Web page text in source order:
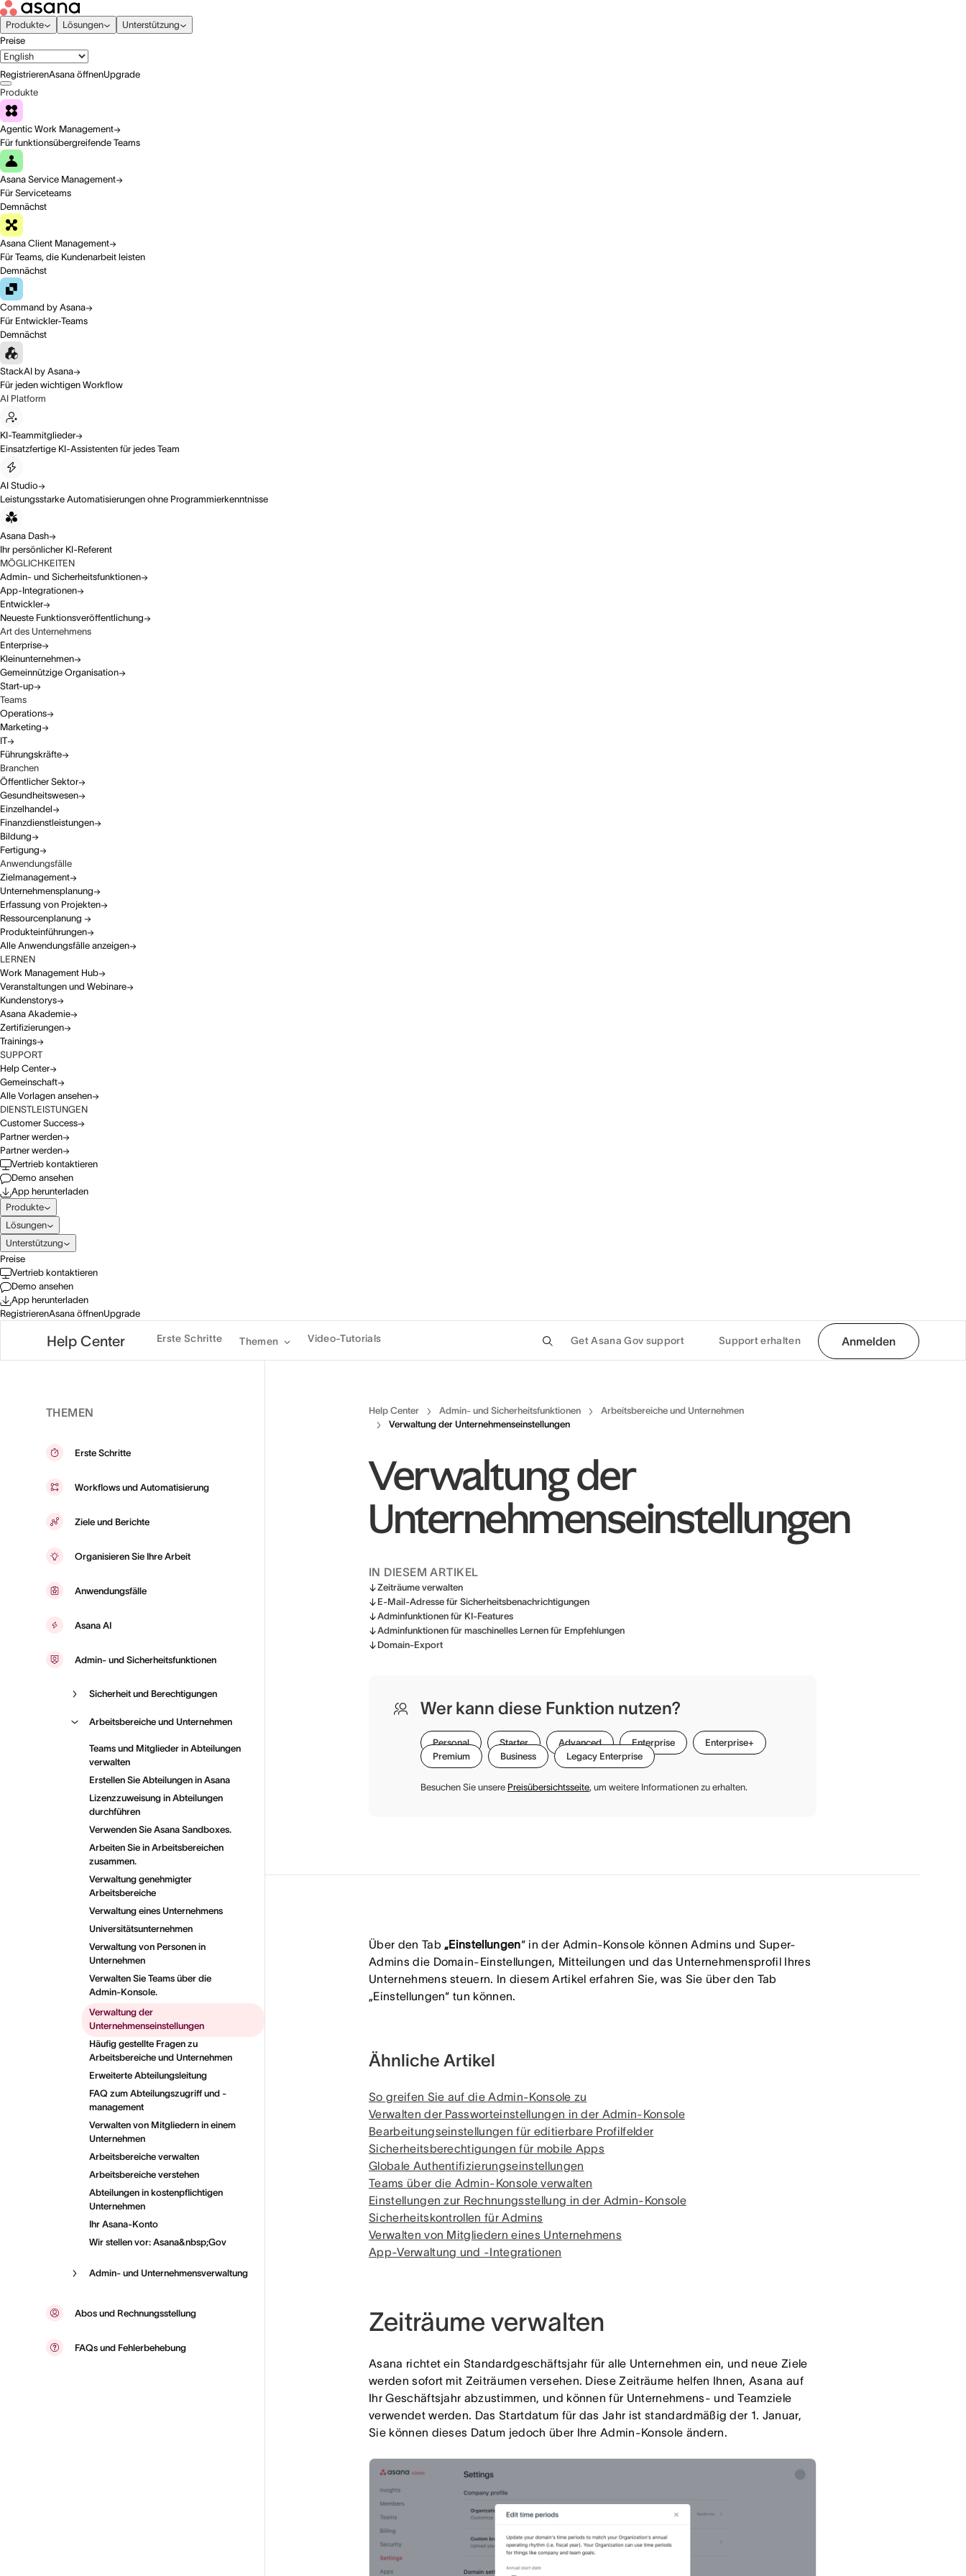
Produkte Lösungen
Unterstützung
Preise
RegistrierenAsana öffnenUpgrade
Produkte
Agentic Work Management
Für funktionsübergreifende Teams
Asana Service Management
Für Serviceteams
Demnächst
Asana Client Management
Für Teams, die Kundenarbeit leisten
Demnächst
Command by Asana
Für Entwickler-Teams
Demnächst
StackAI by Asana
Für jeden wichtigen Workflow
AI Platform
KI-Teammitglieder
Einsatzfertige KI-Assistenten für jedes Team
AI Studio
Leistungsstarke Automatisierungen ohne Programmierkenntnisse
Asana Dash
Ihr persönlicher KI-Referent
MÖGLICHKEITEN
Admin- und Sicherheitsfunktionen
App-Integrationen
Entwickler
Neueste Funktionsveröffentlichung
Art des Unternehmens
Enterprise
Kleinunternehmen
Gemeinnützige Organisation
Start-up
Teams
Operations
Marketing
IT
Führungskräfte
Branchen
Öffentlicher Sektor
Gesundheitswesen
Einzelhandel
Finanzdienstleistungen
Bildung
Fertigung
Anwendungsfälle
Zielmanagement
Unternehmensplanung
Erfassung von Projekten
Ressourcenplanung
Produkteinführungen
Alle Anwendungsfälle anzeigen
LERNEN
Work Management Hub
Veranstaltungen und Webinare
Kundenstorys
Asana Akademie
Zertifizierungen
Trainings
SUPPORT
Help Center
Gemeinschaft
Alle Vorlagen ansehen
DIENSTLEISTUNGEN
Customer Success
Partner werden
Partner werden
Vertrieb kontaktieren
Demo ansehen
App herunterladen
Produkte
Lösungen
Unterstützung
Preise
Vertrieb kontaktieren
Demo ansehen
App herunterladen
RegistrierenAsana öffnenUpgrade
Help Center Erste Schritte Themen Video-Tutorials Get Asana Gov support Support erhalten Anmelden
THEMEN
Erste Schritte
Workflows und Automatisierung
Ziele und Berichte
Organisieren Sie Ihre Arbeit
Anwendungsfälle
Asana AI
Admin- und Sicherheitsfunktionen
Sicherheit und Berechtigungen
Arbeitsbereiche und Unternehmen
Teams und Mitglieder in Abteilungen
verwalten
Erstellen Sie Abteilungen in Asana
Lizenzzuweisung in Abteilungen
durchführen
Verwenden Sie Asana Sandboxes.
Arbeiten Sie in Arbeitsbereichen
zusammen.
Verwaltung genehmigter
Arbeitsbereiche
Verwaltung eines Unternehmens
Universitätsunternehmen
Verwaltung von Personen in
Unternehmen
Verwalten Sie Teams über die
Admin-Konsole.
Verwaltung der
Unternehmenseinstellungen
Häufig gestellte Fragen zu
Arbeitsbereiche und Unternehmen
Erweiterte Abteilungsleitung
FAQ zum Abteilungszugriff und -
management
Verwalten von Mitgliedern in einem
Unternehmen
Arbeitsbereiche verwalten
Arbeitsbereiche verstehen
Abteilungen in kostenpflichtigen
Unternehmen
Ihr Asana-Konto
Wir stellen vor: Asana&nbsp;Gov
Admin- und Unternehmensverwaltung
Abos und Rechnungsstellung
FAQs und Fehlerbehebung
Help Center Admin- und Sicherheitsfunktionen
Arbeitsbereiche und Unternehmen
Verwaltung der Unternehmenseinstellungen
Verwaltung der
Unternehmenseinstellungen
IN DIESEM ARTIKEL
Zeiträume verwalten
E-Mail-Adresse für Sicherheitsbenachrichtigungen
Adminfunktionen für KI-Features
Adminfunktionen für maschinelles Lernen für Empfehlungen
Domain-Export
Wer kann diese Funktion nutzen?
Personal Starter Advanced Enterprise
Enterprise+
Premium
Business Legacy Enterprise
Besuchen Sie unsere Preisübersichtsseite, um weitere Informationen zu erhalten.
Über den Tab „Einstellungen“ in der Admin-Konsole können Admins und Super-
Admins die Domain-Einstellungen, Mitteilungen und das Unternehmensprofil Ihres
Unternehmens steuern. In diesem Artikel erfahren Sie, was Sie über den Tab
„Einstellungen“ tun können.
Ähnliche Artikel
So greifen Sie auf die Admin-Konsole zu
Verwalten der Passworteinstellungen in der Admin-Konsole
Bearbeitungseinstellungen für editierbare Profilfelder
Sicherheitsberechtigungen für mobile Apps
Globale Authentifizierungseinstellungen
Teams über die Admin-Konsole verwalten
Einstellungen zur Rechnungsstellung in der Admin-Konsole
Sicherheitskontrollen für Admins
Verwalten von Mitgliedern eines Unternehmens
App-Verwaltung und -Integrationen
Zeiträume verwalten
Asana richtet ein Standardgeschäftsjahr für alle Unternehmen ein, und neue Ziele
werden sofort mit Zeiträumen versehen. Diese Zeiträume helfen Ihnen, Asana auf
Ihr Geschäftsjahr abzustimmen, und können für Unternehmens- und Teamziele
verwendet werden. Das Startdatum für das Jahr ist standardmäßig der 1. Januar,
Sie können dieses Datum jedoch über Ihre Admin-Konsole ändern.